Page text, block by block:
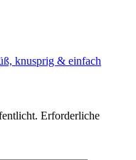
knusprig & einfach
Erforderliche